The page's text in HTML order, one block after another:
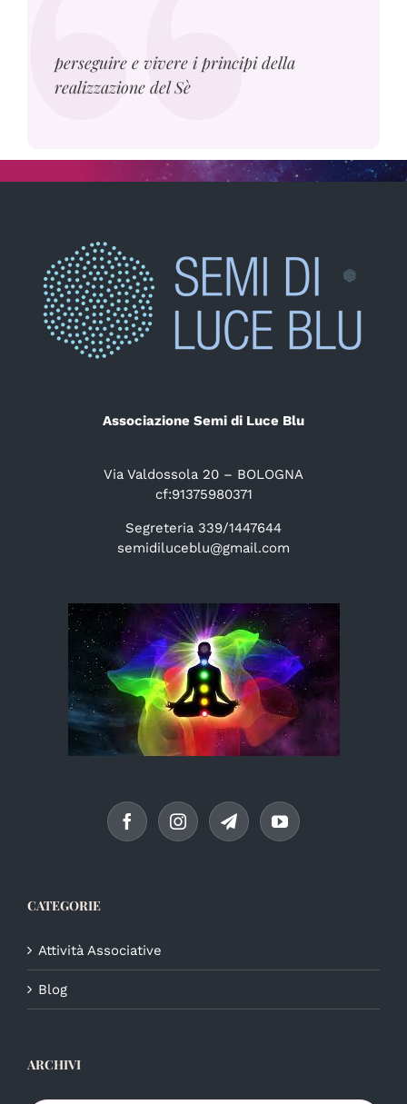
perseguire e vivere i principi della
realizzazione del Sè
Associazione Semi di Luce Blu
Via Valdossola 20 – BOLOGNA
cf:91375980371
Segreteria 339/1447644
semidiluceblu@gmail.com
CATEGORIE
Attività Associative
Blog
ARCHIVI